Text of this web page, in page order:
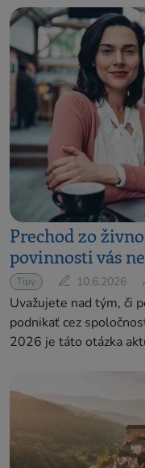
Prechod zo
povinnosti vás
Tipy 10.6.2026
Uvažujete nad tým, či
podnikať cez
2026 je táto otázka